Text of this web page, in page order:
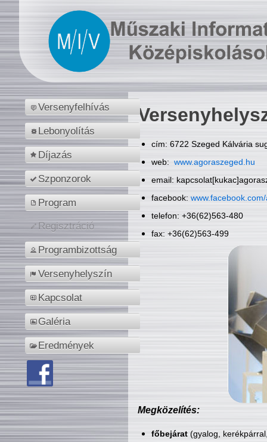
Versenyfelhívás
Lebonyolítás
Díjazás
Szponzorok
Program
Regisztráció
Programbizottság
Versenyhelyszín
Kapcsolat
Galéria
Eredmények
cím: 6722 Szeged Kálvária
web: www.agoraszeged.hu
email:
facebook:
telefon: +36(62)563-480
fax: +36(62)563-499
Megközelítés:
főbejárat(gyalog,